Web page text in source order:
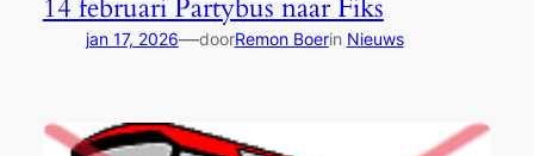
14 februari Partybus naar Fiks
jan 17, 2026—doorRemon Boerin Nieuws